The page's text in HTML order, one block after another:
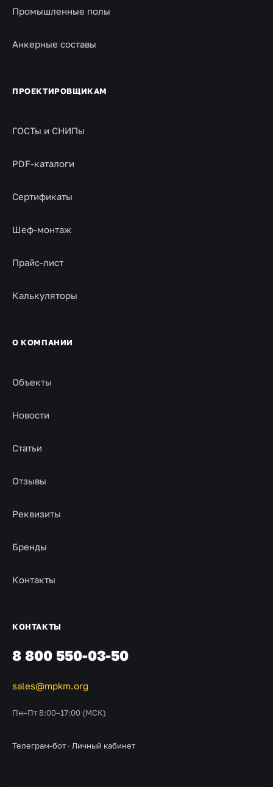
Промышленные полы
Анкерные составы
ПРОЕКТИРОВЩИКАМ
ГОСТы и СНИПы
PDF-каталоги
Сертификаты
Шеф-монтаж
Прайс-лист
Калькуляторы
О КОМПАНИИ
Объекты
Новости
Статьи
Отзывы
Реквизиты
Бренды
Контакты
КОНТАКТЫ
8 800 550-03-50
sales@mpkm.org
Пн–Пт 8:00–17:00 (МСК)
Телеграм-бот · Личный кабинет